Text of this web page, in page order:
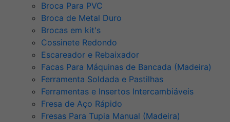
Broca Para PVC
Broca de Metal Duro
Brocas em kit's
Cossinete Redondo
Escareador e Rebaixador
Facas Para Máquinas de Bancada (Madeira)
Ferramenta Soldada e Pastilhas
Ferramentas e Insertos Intercambiáveis
Fresa de Aço Rápido
Fresas Para Tupia Manual (Madeira)